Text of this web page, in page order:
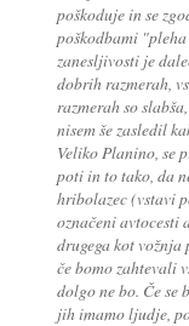
poškoduje in se
poškodbami
zanesljivosti je
dobrih razmerah,
razmerah so
nisem še zasledil
Veliko Planino, se
poti in to tako, da
hribolazec (vstavi
označeni avtocesti
drugega kot
če bomo zahtevali
dolgo ne bo. Če
jih imamo ljudje,